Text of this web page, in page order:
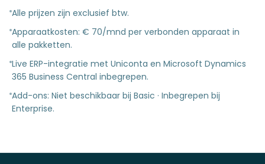
Alle prijzen zijn exclusief btw.
Apparaatkosten: € 70/mnd per verbonden apparaat in
alle pakketten.
Live ERP-integratie met Uniconta en Microsoft Dynamics
365 Business Central inbegrepen.
Add-ons: Niet beschikbaar bij Basic · Inbegrepen bij
Enterprise.